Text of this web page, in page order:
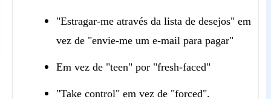
"Estragar-me através da lista de desejos" em
vez de "envie-me um e-mail para pagar"
Em vez de "teen" por "fresh-faced"
"Take control" em vez de "forced".